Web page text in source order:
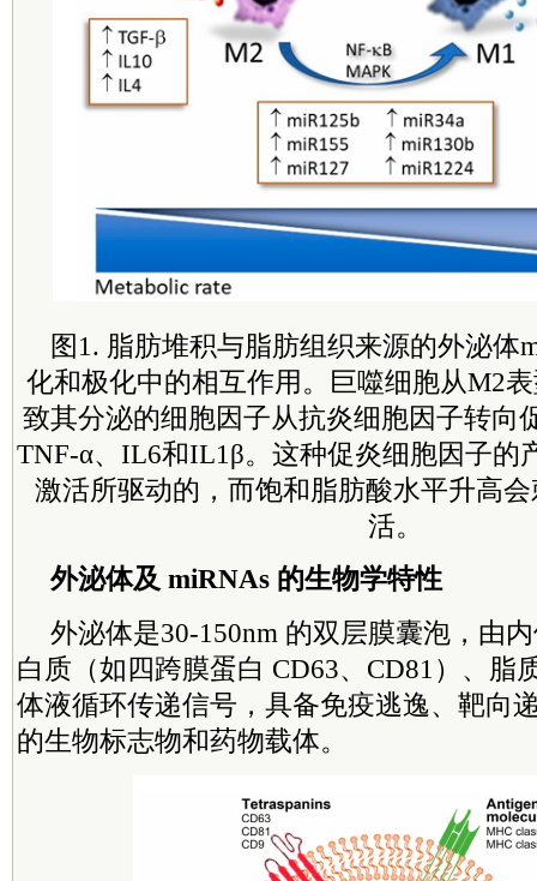
图1. 脂肪堆积与脂肪组织来源的外泌体
化和极化中的相互作用。巨噬细胞从M2
致其分泌的细胞因子从抗炎细胞因子转向
TNF-α、IL6和IL1β。这种促炎细胞因子的
激活所驱动的，而饱和脂肪酸水平升高
活。
外泌体及 miRNAs 的生物学特性
外泌体是30-150nm 的双层膜囊泡，由
白质（如四跨膜蛋白 CD63、CD81）、脂
体液循环传递信号，具备免疫逃逸、靶向
的生物标志物和药物载体。